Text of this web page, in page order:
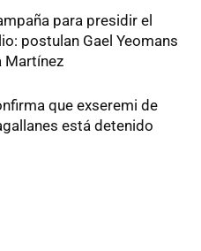
para presidir el
postulan Gael Yeomans
Martínez
que exseremi de
está detenido